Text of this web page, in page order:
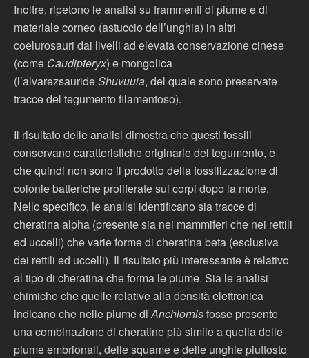
Inoltre, ripetono le analisi su frammenti di piume e di
materiale corneo (astuccio dell’unghia) in altri
coelurosauri dai livelli ad elevata conservazione cinese
(come Caudipteryx) e mongolica
(l’alvarezsaurideShuvuuia, del quale sono preservate
tracce del tegumento filamentoso).
Il risultato delle analisi dimostra che questi fossili
conservano caratteristiche originarie del tegumento, e
che quindi non sono il prodotto della fossilizzazione di
colonie batteriche proliferate sui corpi dopo la morte.
Nello specifico, le analisi identificano sia tracce di
cheratina alpha (presente sia nei mammiferi che nei rettili
ed uccelli) che varie forme di cheratina beta (esclusiva
dei rettili ed uccelli). Il risultato più interessante è relativo
al tipo di cheratina che forma le piume. Sia le analisi
chimiche che quelle relative alla densità elettronica
indicano che nelle piume di Anchiornisfosse presente
una combinazione di cheratine più simile a quella delle
piume embrionali, delle squame e delle unghie piuttosto